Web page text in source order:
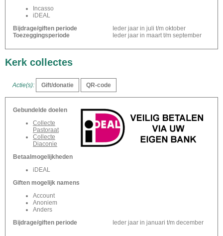
Incasso
iDEAL
Bijdrage/giften periode
Ieder jaar in juli t/m oktober
Toezeggingsperiode
Ieder jaar in maart t/m september
Kerk collectes
Actie(s):
Gebundelde doelen
Collecte
Pastoraat
Collecte
Diaconie
Betaalmogelijkheden
iDEAL
Giften mogelijk namens
Account
Anoniem
Anders
Bijdrage/giften periode
Ieder jaar in januari t/m december